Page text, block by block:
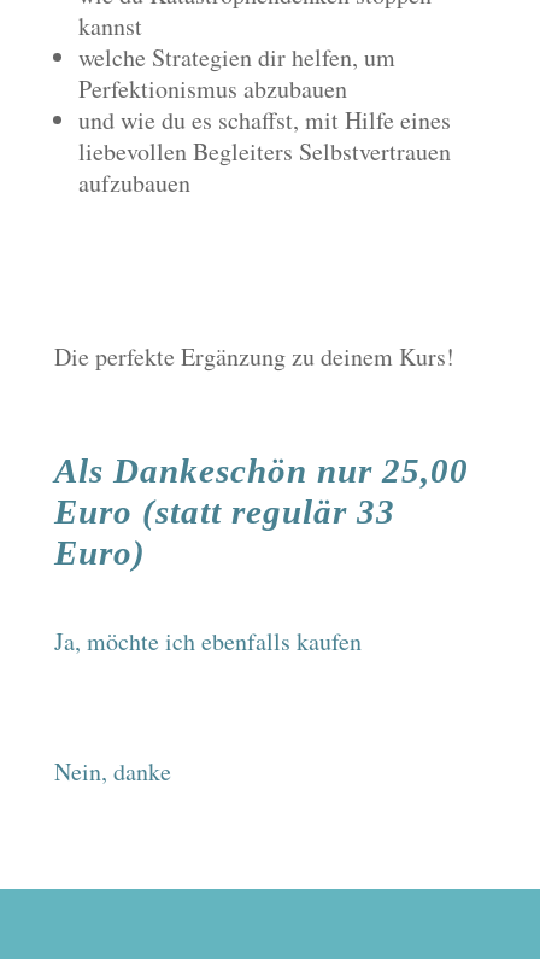
kannst
welche Strategien dir helfen, um
Perfektionismus abzubauen
und wie du es schaffst, mit Hilfe eines
liebevollen Begleiters Selbstvertrauen
aufzubauen
Die perfekte Ergänzung zu deinem Kurs!
Als Dankeschön nur 25,00
Euro (statt regulär 33
Euro)
Ja, möchte ich ebenfalls kaufen
Nein, danke